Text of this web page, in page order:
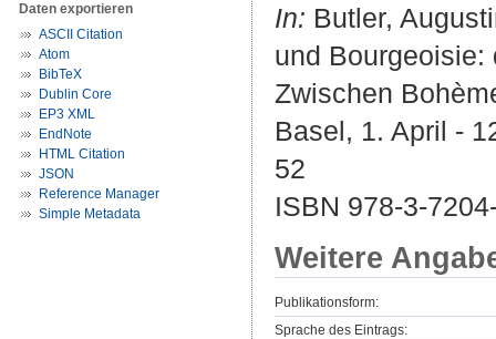
Daten exportieren
ASCII Citation
Atom
BibTeX
Dublin Core
EP3 XML
EndNote
HTML Citation
JSON
Reference Manager
Simple Metadata
In: Butler,
und Bourgeoisie:
Zwischen
Basel, 1. April -
52
ISBN 978-3-
Weitere
Publikationsform:
Sprache des Eintrags: